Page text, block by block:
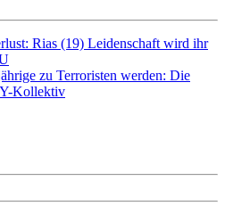
Rias (19) Leidenschaft wird ihr
zu Terroristen werden: Die
Y-Kollektiv